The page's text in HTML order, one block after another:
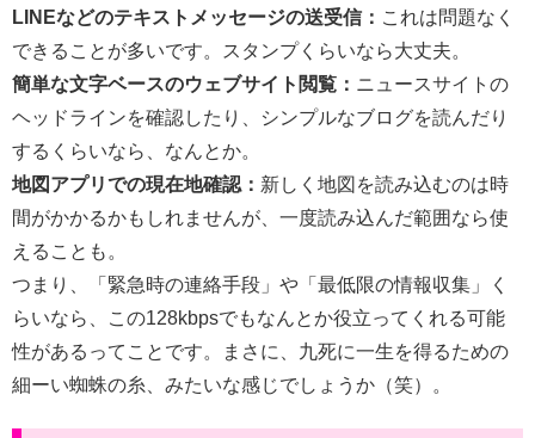
LINEなどのテキストメッセージの送受信：
これは問題なく
できることが多いです。スタンプくらいなら大丈夫。
簡単な文字ベースのウェブサイト閲覧： ニュースサイトの
ヘッドラインを確認したり、シンプルなブログを読んだり
するくらいなら、なんとか。
地図アプリでの現在地確認： 新しく地図を読み込むのは時
間がかかるかもしれませんが、一度読み込んだ範囲なら使
えることも。
つまり、「緊急時の連絡手段」や「最低限の情報収集」く
らいなら、この128kbpsでもなんとか役立ってくれる可能
性があるってことです。まさに、九死に一生を得るための
細ーい蜘蛛の糸、みたいな感じでしょうか（笑）。